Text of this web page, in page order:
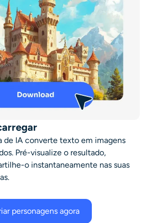
de IA converte texto em imagens
Pré-visualize o resultado,
o instantaneamente nas suas
personagens agora